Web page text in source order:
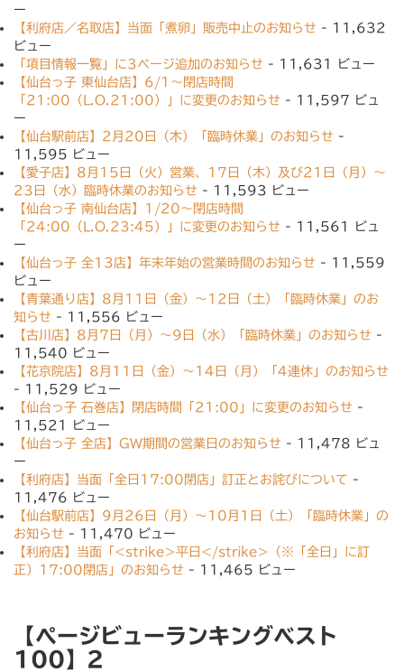
ー
【利府店／名取店】当面「煮卵」販売中止のお知らせ - 11,632
ビュー
「項目情報一覧」に3ページ追加のお知らせ - 11,631 ビュー
【仙台っ子 東仙台店】6/1〜閉店時間
「21:00（L.O.21:00）」に変更のお知らせ - 11,597 ビュ
ー
【仙台駅前店】2月20日（木）「臨時休業」のお知らせ -
11,595 ビュー
【愛子店】8月15日（火）営業、17日（木）及び21日（月）〜
23日（水）臨時休業のお知らせ - 11,593 ビュー
【仙台っ子 南仙台店】1/20〜閉店時間
「24:00（L.O.23:45）」に変更のお知らせ - 11,561 ビュ
ー
【仙台っ子 全13店】年末年始の営業時間のお知らせ - 11,559
ビュー
【青葉通り店】8月11日（金）〜12日（土）「臨時休業」のお
知らせ - 11,556 ビュー
【古川店】8月7日（月）〜9日（水）「臨時休業」のお知らせ -
11,540 ビュー
【花京院店】8月11日（金）〜14日（月）「4連休」のお知らせ
- 11,529 ビュー
【仙台っ子 石巻店】閉店時間「21:00」に変更のお知らせ -
11,521 ビュー
【仙台っ子 全店】GW期間の営業日のお知らせ - 11,478 ビュ
ー
【利府店】当面「全日17:00閉店」訂正とお詫びについて -
11,476 ビュー
【仙台駅前店】9月26日（月）〜10月1日（土）「臨時休業」の
お知らせ - 11,470 ビュー
【利府店】当面「<strike>平日</strike>（※「全日」に訂
正）17:00閉店」のお知らせ - 11,465 ビュー
【ページビューランキングベスト
100】2